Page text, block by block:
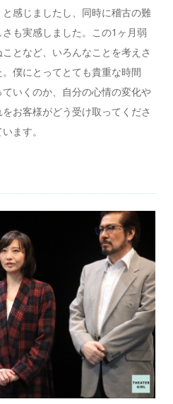
感じましたし、同時に稽古の難
も実感しました。この1ヶ月弱
となど、いろんなことを考えさ
僕にとってとても貴重な時間
いくのか、自分の心情の変化や
お客様がどう受け取ってくださ
ます。